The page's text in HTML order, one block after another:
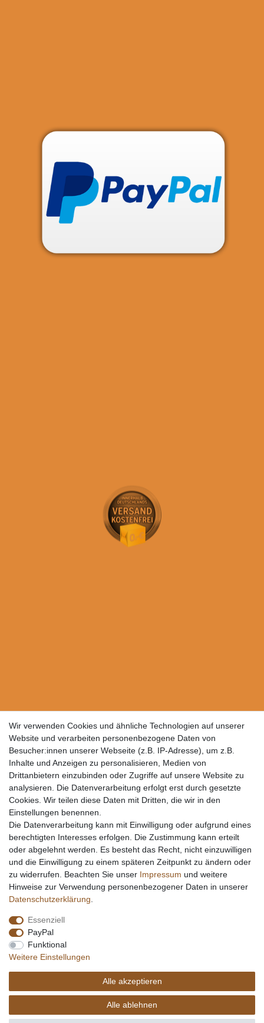
Wir verwenden Cookies und ähnliche Technologien auf unserer
Website und verarbeiten personenbezogene Daten von
Besucher:innen unserer Webseite (z.B. IP-Adresse), um z.B.
Inhalte und Anzeigen zu personalisieren, Medien von
Drittanbietern einzubinden oder Zugriffe auf unsere Website zu
analysieren. Die Datenverarbeitung erfolgt erst durch gesetzte
Cookies. Wir teilen diese Daten mit Dritten, die wir in den
Einstellungen benennen.
Die Datenverarbeitung kann mit Einwilligung oder aufgrund eines
berechtigten Interesses erfolgen. Die Zustimmung kann erteilt
oder abgelehnt werden. Es besteht das Recht, nicht einzuwilligen
und die Einwilligung zu einem späteren Zeitpunkt zu ändern oder
zu widerrufen. Beachten Sie unser Impressum und weitere
Hinweise zur Verwendung personenbezogener Daten in unserer
Daten­schutz­erklärung
Essenziell
PayPal
Funktional
Weitere Einstellungen
Alle akzeptieren
Alle ablehnen